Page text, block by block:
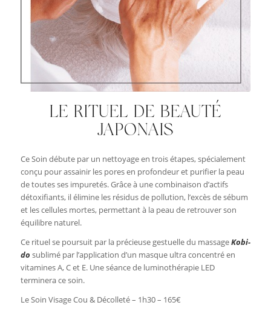
LE RITUEL DE BEAUTÉ
JAPONAIS
Ce Soin débute par un nettoyage en trois étapes, spécialement
conçu pour assainir les pores en profondeur et purifier la peau
de toutes ses impuretés. Grâce à une combinaison d’actifs
détoxifiants, il élimine les résidus de pollution, l’excès de sébum
et les cellules mortes, permettant à la peau de retrouver son
équilibre naturel.
Ce rituel se poursuit par la précieuse gestuelle du massageKobi-
do sublimé par l’application d’un masque ultra concentré en
vitamines A, C et E. Une séance de luminothérapie LED
terminera ce soin.
Le Soin Visage Cou & Décolleté – 1h30 – 165€